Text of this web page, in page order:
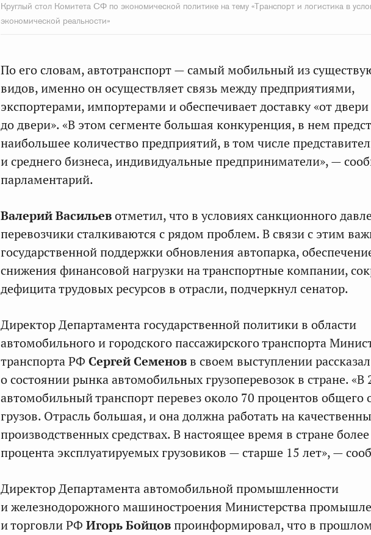
Круглый стол Комитета СФ по экономической политике на тему «Транспорт и логистика в
экономической реальности»
По его словам, автотранспорт — самый мобильный из
видов, именно он осуществляет связь между предприятиями,
экспортерами, импортерами и обеспечивает доставку «от двери
до двери». «В этом сегменте большая конкуренция, в нем
наибольшее количество предприятий, в том числе
и среднего бизнеса, индивидуальные предприниматели», —
парламентарий.
Валерий Васильевотметил, что в условиях санкционного
перевозчики сталкиваются с рядом проблем. В связи с этим
государственной поддержки обновления автопарка,
снижения финансовой нагрузки на транспортные компании,
дефицита трудовых ресурсов в отрасли, подчеркнул сенатор.
Директор Департамента государственной политики в области
автомобильного и городского пассажирского транспорта
транспорта РФ Сергей Семеновв своем выступлении рассказал
о состоянии рынка автомобильных грузоперевозок в стране. «В
автомобильный транспорт перевез около 70 процентов общего
грузов. Отрасль большая, и она должна работать на
производственных средствах. В настоящее время в стране более
процента эксплуатируемых грузовиков — старше 15 лет», —
Директор Департамента автомобильной промышленности
и железнодорожного машиностроения Министерства
и торговли РФ Игорь Бойцовпроинформировал, что в